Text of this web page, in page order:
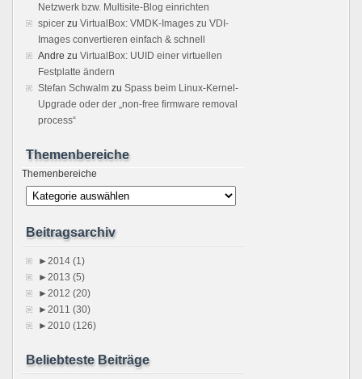
Netzwerk bzw. Multisite-Blog einrichten
spicer zu VirtualBox: VMDK-Images zu VDI-
Images convertieren einfach & schnell
Andre zu VirtualBox: UUID einer virtuellen
Festplatte ändern
Stefan Schwalm zu Spass beim Linux-Kernel-
Upgrade oder der „non-free firmware removal
process“
Themenbereiche
Themenbereiche
Beitragsarchiv
► 2014 (1)
► 2013 (5)
► 2012 (20)
► 2011 (30)
► 2010 (126)
Beliebteste Beiträge